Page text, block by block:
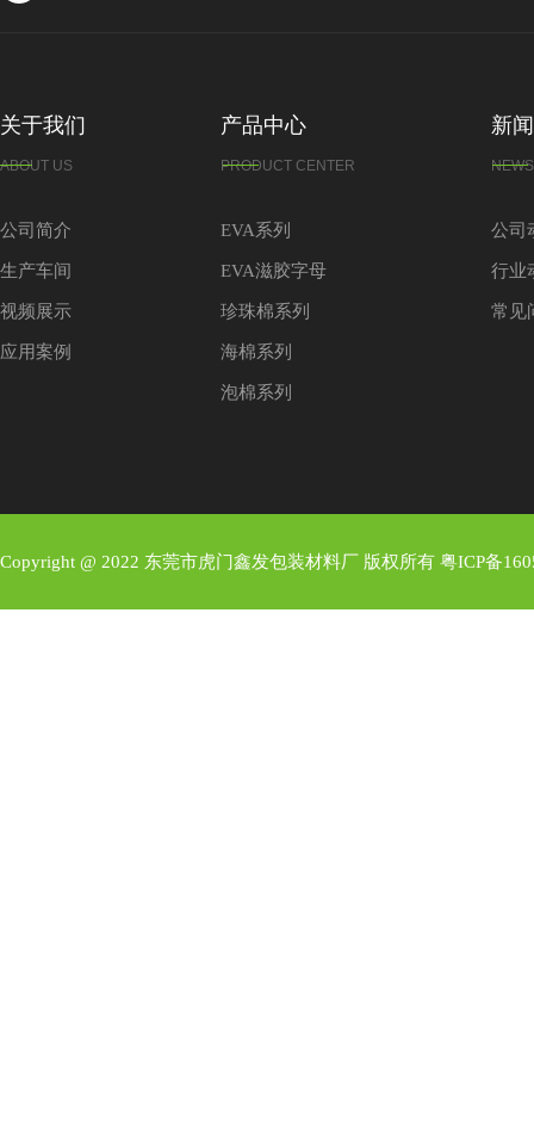
关于我们
ABOUT US
公司简介
生产车间
视频展示
应用案例
产品中心
PRODUCT CENTER
EVA系列
EVA滋胶字母
珍珠棉系列
海棉系列
泡棉系列
新
公司
行业
常见
Copyright @ 2022 东莞市虎门鑫发包装材料厂 版权所有 粤ICP备